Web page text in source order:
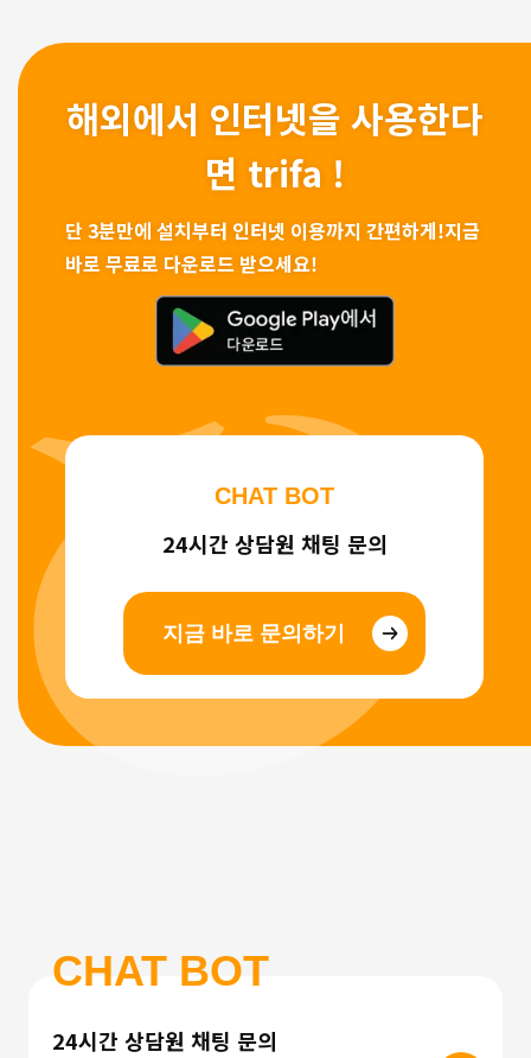
해외에서 인터넷을 사용한다
면 trifa !
단 3분만에 설치부터 인터넷 이용까지 간편하게!지금
바로 무료로 다운로드 받으세요!
CHAT BOT
24시간 상담원 채팅 문의
지금 바로 문의하기
CHAT BOT
24시간 상담원 채팅 문의